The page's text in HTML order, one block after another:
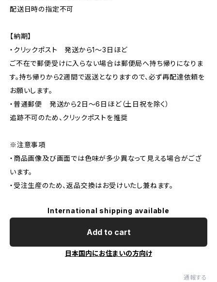
配送日時の指定不可
【納期】
・クリックポスト 発送から1〜3日ほど
ご不在で郵便受けに入らない場合は郵便局へ持ち帰りになりま
す。持ち帰りから2週間で返送となりますので、必ず再配達依頼を
お願いします。
・普通郵便 発送から2日〜6日ほど（土日祝を除く）
追跡不可のため、クリックポストを推奨
※注意事項
・商品画像及び画面では色味が多少異なって見える場合がござ
います。
・受注生産のため、返品交換はお受けいたし兼ねます。
International shipping available
Add to cart
日本国内にお住まいの方向け
通報する